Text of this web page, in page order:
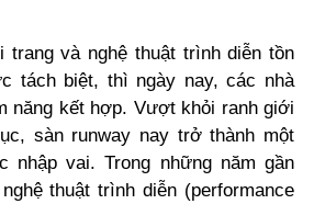
và nghệ thuật trình diễn tồn
tách biệt, thì ngày nay, các nhà
năng kết hợp. Vượt khỏi ranh giới
sàn runway nay trở thành một
nhập vai. Trong những năm gần
thuật trình diễn (performance